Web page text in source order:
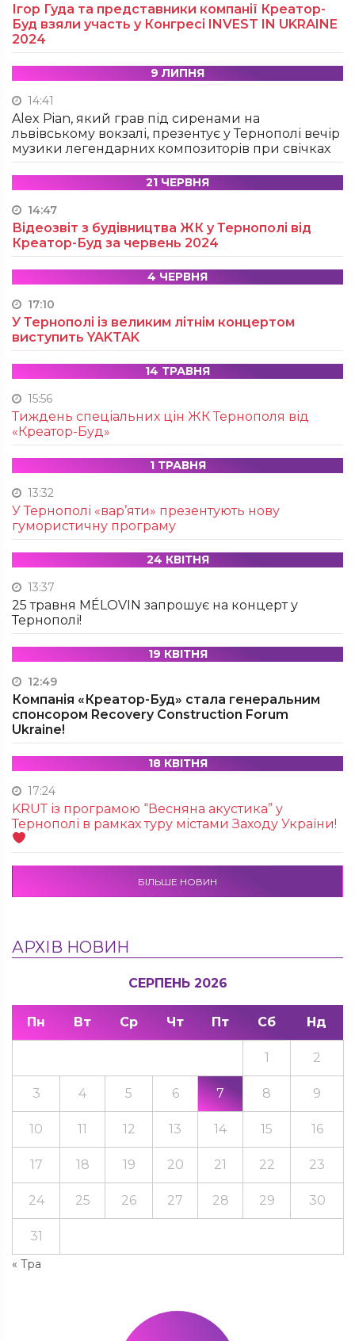
Ігор Гуда та представники компанії Креатор-
Буд взяли участь у Конгресі INVEST IN UKRAINE
2024
9 ЛИПНЯ
14:41
Alex Pian, який грав під сиренами на
львівському вокзалі, презентує у Тернополі вечір
музики легендарних композиторів при свічках
21 ЧЕРВНЯ
14:47
Відеозвіт з будівництва ЖК у Тернополі від
Креатор-Буд за червень 2024
4 ЧЕРВНЯ
17:10
У Тернополі із великим літнім концертом
виступить YAKTAK
14 ТРАВНЯ
15:56
Тиждень спеціальних цін ЖК Тернополя від
«Креатор-Буд»
1 ТРАВНЯ
13:32
У Тернополі «вар’яти» презентують нову
гумористичну програму
24 КВІТНЯ
13:37
25 травня MÉLOVIN запрошує на концерт у
Тернополі!
19 КВІТНЯ
12:49
Компанія «Креатор-Буд» стала генеральним
спонсором Recovery Construction Forum
Ukraine!
18 КВІТНЯ
17:24
KRUТ із програмою “Весняна акустика” у
Тернополі в рамках туру містами Заходу України!
БІЛЬШЕ НОВИН
АРХІВ НОВИН
СЕРПЕНЬ 2026
Пн Вт Ср Чт Пт Сб Нд
« Тра
1 2
3 4 5 6 7 8 9
10 11 12 13 14 15 16
17 18 19 20 21 22 23
24 25 26 27 28 29 30
31